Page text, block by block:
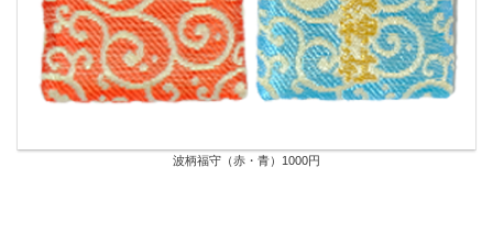
波柄福守（赤・青）1000円